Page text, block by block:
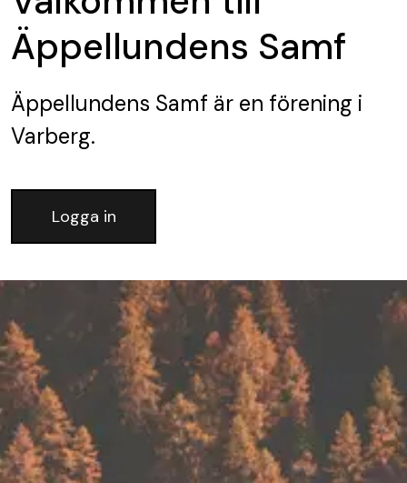
Äppellundens Samf
Äppellundens Samf är en förening i
Varberg.
Logga in